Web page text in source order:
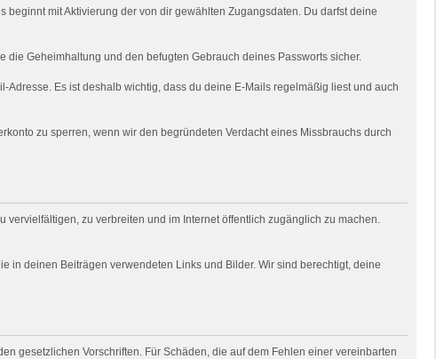
mit Aktivierung der von dir gewählten Zugangsdaten. Du darfst deine
Geheimhaltung und den befugten Gebrauch deines Passworts sicher.
Es ist deshalb wichtig, dass du deine E-Mails regelmäßig liest und auch
zu sperren, wenn wir den begründeten Verdacht eines Missbrauchs durch
zu verbreiten und im Internet öffentlich zugänglich zu machen.
in deinen Beiträgen verwendeten Links und Bilder. Wir sind berechtigt, deine
gesetzlichen Vorschriften. Für Schäden, die auf dem Fehlen einer vereinbarten